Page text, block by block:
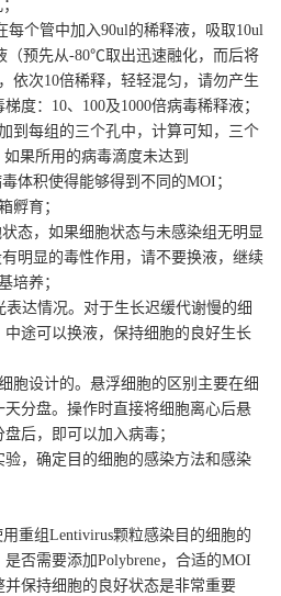
每个管中加入90ul的稀释液，吸取10ul
（预先从-80℃取出迅速融化，而后将
依次10倍稀释，轻轻混匀，请勿产生
度：10、100及1000倍病毒稀释液；
到每组的三个孔中，计算可知，三个
果所用的病毒滴度未达到
体积使得能够得到不同的MOI；
孵育；
状态，如果细胞状态与未感染组无明显
明显的毒性作用，请不要换液，继续
培养；
表达情况。对于生长迟缓代谢慢的细
途可以换液，保持细胞的良好生长
胞设计的。悬浮细胞的区别主要在细
分盘。操作时直接将细胞离心后悬
后，即可以加入病毒；
验，确定目的细胞的感染方法和感染
重组Lentivirus颗粒感染目的细胞的
否需要添加Polybrene，合适的MOI
保持细胞的良好状态是非常重要